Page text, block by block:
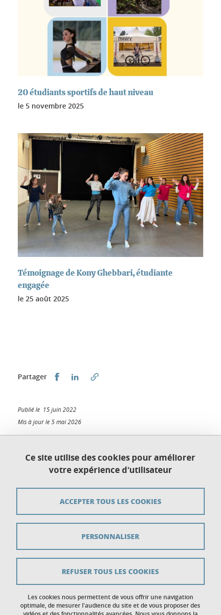
20 étudiants sportifs de haut niveau
le 5 novembre 2025
Témoignage de Kony Ghebbari, étudiante
engagée
le 25 août 2025
Partager Partager sur Facebook
Partager sur LinkedIn
Publié le 15 juin 2022
Mis à jour le 5 mai 2026
Mentions légales
Données personnelles
Gestion des cookies
Accessibilité : non conforme
Politique des cookies
Ce site utilise des cookies pour améliorer
votre expérience d'utilisateur
Les cookies nous permettent de vous offrir une navigation
optimale, de mesurer l'audience du site et de vous proposer des
ACCEPTER TOUS LES COOKIES
REFUSER TOUS LES COOKIES
PERSONNALISER